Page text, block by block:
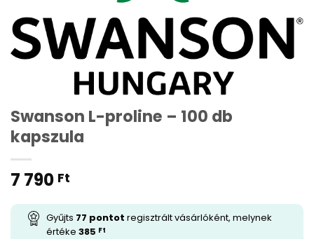
Swanson L-proline – 100 db
kapszula
7 790 Ft
Gyűjts 77 pontot regisztrált vásárlóként, melynek
értéke 385 Ft